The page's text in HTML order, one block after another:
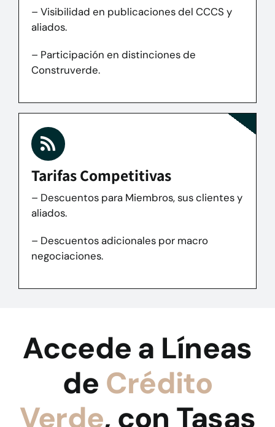
– Visibilidad en publicaciones del CCCS y
aliados.
– Participación en distinciones de
Construverde.
Tarifas Competitivas
– Descuentos para Miembros, sus clientes y
aliados.
– Descuentos adicionales por macro
negociaciones.
Accede a Líneas
de Crédito
Verde, con Tasas